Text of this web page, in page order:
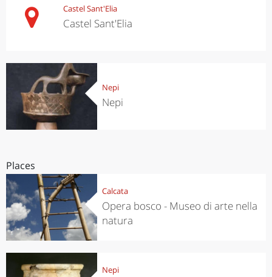
Castel Sant'Elia
Castel Sant'Elia
Nepi
Nepi
Places
Calcata
Opera bosco - Museo di arte nella
natura
Nepi